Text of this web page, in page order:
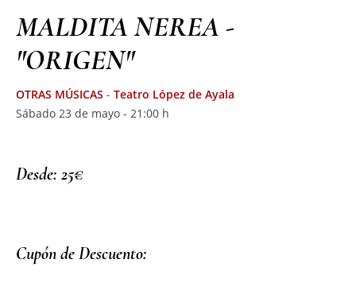
MALDITA NEREA -
"ORIGEN"
OTRAS MÚSICAS - Teatro López de Ayala
Sábado 23 de mayo - 21:00 h
Desde: 25€
Cupón de Descuento: